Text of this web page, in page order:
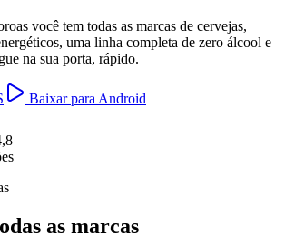
você tem todas as marcas de cervejas,
uma linha completa de zero álcool e
na sua porta, rápido.
Baixar para Android
as marcas